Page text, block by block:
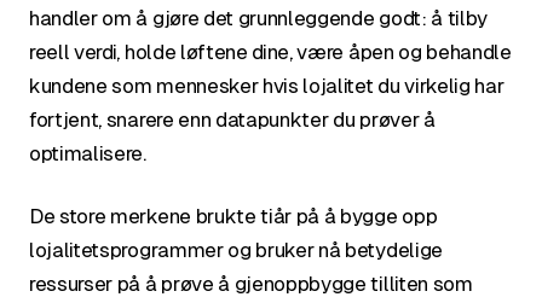
handler om å gjøre det grunnleggende godt: å tilby
reell verdi, holde løftene dine, være åpen og behandle
kundene som mennesker hvis lojalitet du virkelig har
fortjent, snarere enn datapunkter du prøver å
optimalisere.
De store merkene brukte tiår på å bygge opp
lojalitetsprogrammer og bruker nå betydelige
ressurser på å prøve å gjenoppbygge tilliten som